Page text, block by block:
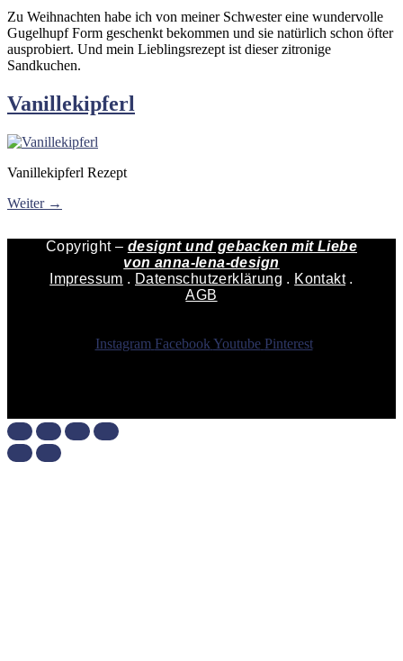
Zu Weihnachten habe ich von meiner Schwester eine wundervolle
Gugelhupf Form geschenkt bekommen und sie natürlich schon öfter
ausprobiert. Und mein Lieblingsrezept ist dieser zitronige
Sandkuchen.
Vanillekipferl
Vanillekipferl Rezept
Weiter →
Copyright – designt und gebacken mit Liebe
vonanna-lena-design
Impressum . Datenschutzerklärung . Kontakt.
AGB
Instagram Facebook Youtube Pinterest